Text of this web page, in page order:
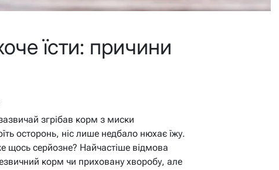
їсти: причини
згрібав корм з миски
осторонь, ніс лише недбало нюхає їжу.
щось серйозне? Найчастіше відмова
корм чи приховану хворобу, але